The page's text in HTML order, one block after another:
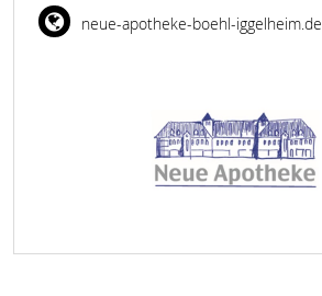
neue-apotheke-boehl-iggelheim.de